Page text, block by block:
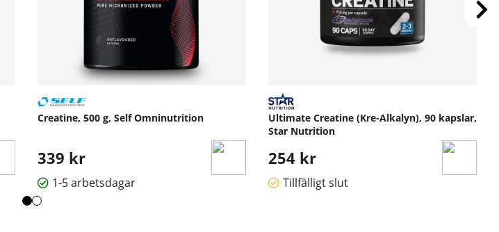
Creatine, 500 g, Self Omninutrition
339 kr
1-5 arbetsdagar
Ultimate Creatine (Kre-Alkalyn), 90 kapslar,
Star Nutrition
254 kr
Tillfälligt slut